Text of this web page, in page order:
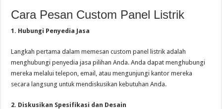
Cara Pesan Custom Panel Listrik
1. Hubungi Penyedia Jasa
Langkah pertama dalam memesan custom panel listrik adalah
menghubungi penyedia jasa pilihan Anda. Anda dapat menghubungi
mereka melalui telepon, email, atau mengunjungi kantor mereka
secara langsung untuk mendiskusikan kebutuhan Anda.
2. Diskusikan Spesifikasi dan Desain